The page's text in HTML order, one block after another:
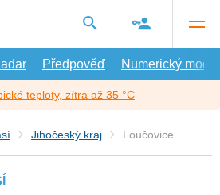
Předpověď Numerický model
teploty, zítra až 35 °C
Jihočeský kraj Loučovice